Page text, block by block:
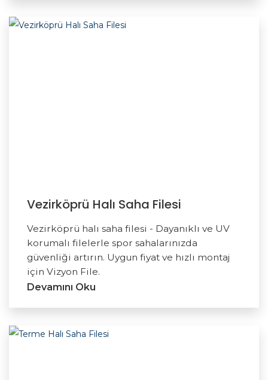
Vezirköprü Halı Saha Filesi
Vezirköprü halı saha filesi - Dayanıklı ve UV
korumalı filelerle spor sahalarınızda
güvenliği artırın. Uygun fiyat ve hızlı montaj
için Vizyon File.
Devamını Oku